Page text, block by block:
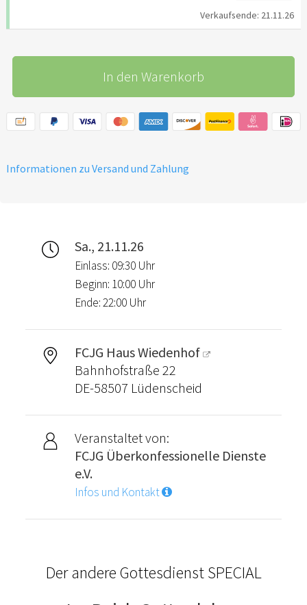
Verkaufsende: 21.11.26
In den Warenkorb
Informationen zu Versand und Zahlung
Sa., 21.11.26
Einlass: 09:30 Uhr
Beginn: 10:00 Uhr
Ende: 22:00 Uhr
FCJG Haus Wiedenhof
Bahnhofstraße 22
DE-58507 Lüdenscheid
Veranstaltet von:
FCJG Überkonfessionelle Dienste
e.V.
Infos und Kontakt
Der andere Gottesdienst SPECIAL